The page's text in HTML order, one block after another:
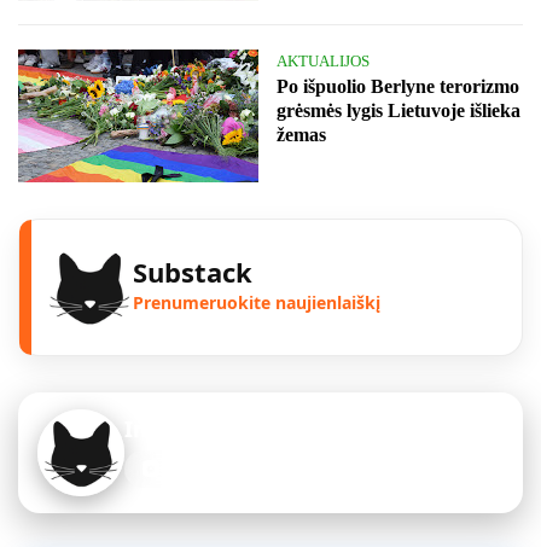
AKTUALIJOS
Po išpuolio Berlyne terorizmo
grėsmės lygis Lietuvoje išlieka
žemas
Substack
Prenumeruokite naujienlaiškį